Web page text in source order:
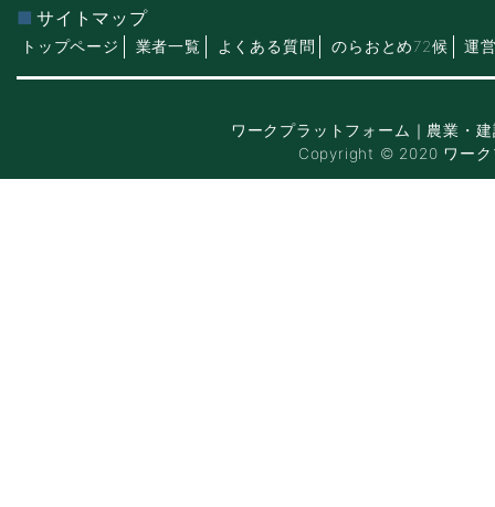
サイトマップ
トップページ 業者一覧 よくある質問 のらおとめ72候 運
ワークプラットフォーム｜農業・
Copyright © 2020 ワーク